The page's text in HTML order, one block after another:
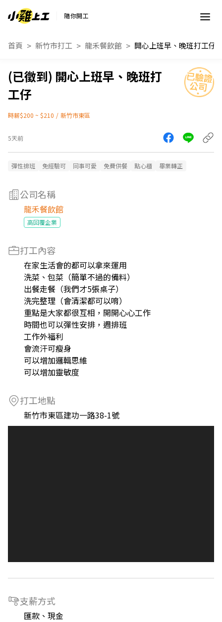
隨你開工
首頁 新竹市打工 龍禾餐飲館 開心上班早、晚班打工仔
開心上班早、晚班打
工仔
時薪$200 ~ $210 / 新竹市東區
5天前
彈性排班 免經驗可 同事可愛 免費供餐 點心櫃 畢業轉正
公司名稱
龍禾餐飲館
高回覆企業
打工內容
在家生活會的都可以拿來運用
洗菜、包菜（簡單不過的備料）
出餐走餐（我們才5張桌子）
洗完整理（會清潔都可以唷）
重點是大家都很互相，開開心心工作
時間也可以彈性安排，週排班
工作外福利
會流汗可瘦身
可以增加邏輯思維
可以增加靈敏度
打工地點
新竹市東區建功一路38-1號
支薪方式
匯款、現金